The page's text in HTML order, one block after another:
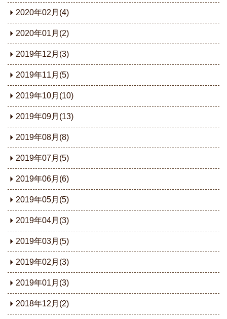
2020年02月(4)
2020年01月(2)
2019年12月(3)
2019年11月(5)
2019年10月(10)
2019年09月(13)
2019年08月(8)
2019年07月(5)
2019年06月(6)
2019年05月(5)
2019年04月(3)
2019年03月(5)
2019年02月(3)
2019年01月(3)
2018年12月(2)